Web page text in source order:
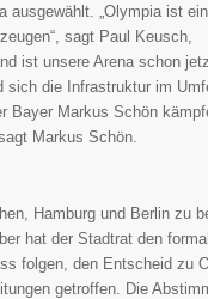
ausgewählt. „Olympia ist
sagt Paul Keusch,
ist unsere Arena schon
sich die Infrastruktur im
Bayer Markus Schön
Markus Schön.
Hamburg und Berlin zu
hat der Stadtrat den
folgen, den Entscheid zu
getroffen. Die